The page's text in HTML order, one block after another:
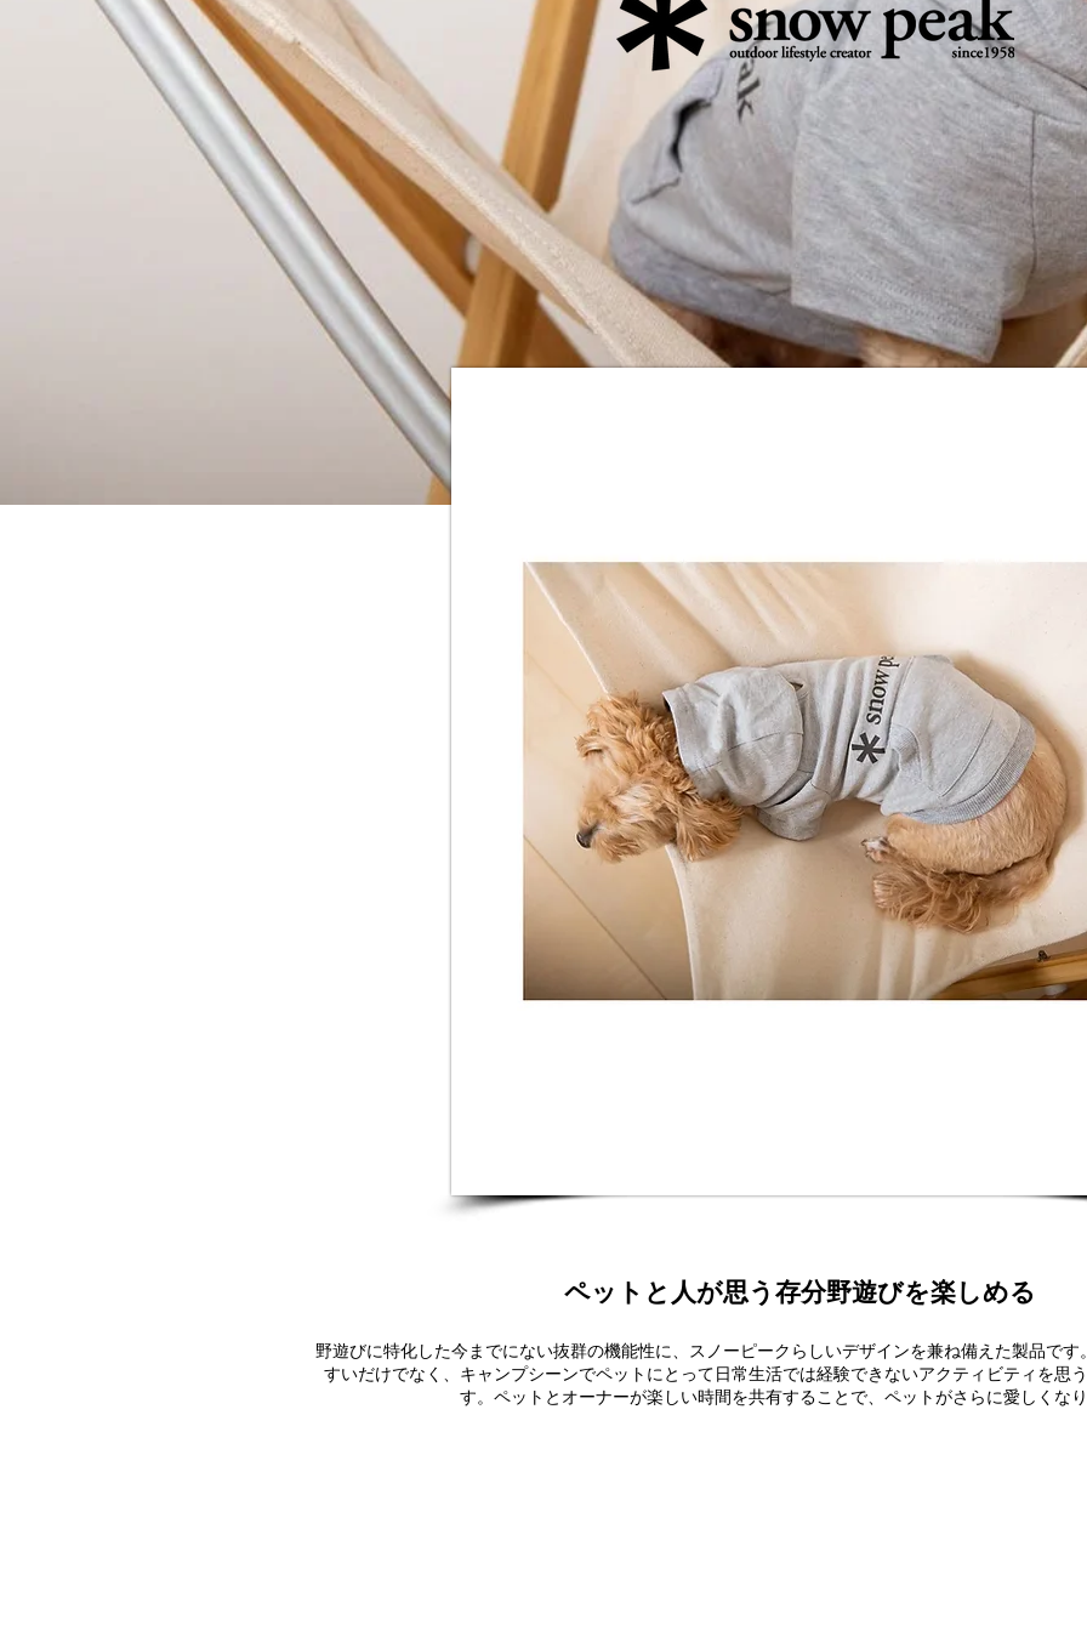
ペットと人が思う存分野遊びを楽しめる
野遊びに特化した今までにない抜群の機能性に、スノーピークらしいデザインを兼ね備えた製品で
すいだけでなく、キャンプシーンでペットにとって日常生活では経験できないアクティビティを思
す。ペットとオーナーが楽しい時間を共有することで、ペットがさらに愛しくなり